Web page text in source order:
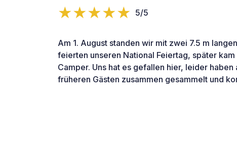
5/5
Am 1. August standen wir mit zwei 7.5 m
feierten unseren National Feiertag, später
Camper. Uns hat es gefallen hier, leider haben
früheren Gästen zusammen gesammelt und